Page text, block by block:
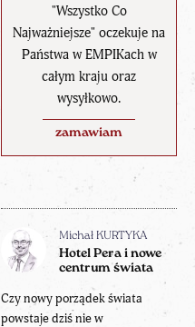
"Wszystko Co
Najważniejsze" oczekuje na
Państwa w EMPIKach w
całym kraju oraz
wysyłkowo.
zamawiam
Michał KURTYKA
Hotel Pera i nowe
centrum świata
Czy nowy porządek świata
powstaje dziś nie w